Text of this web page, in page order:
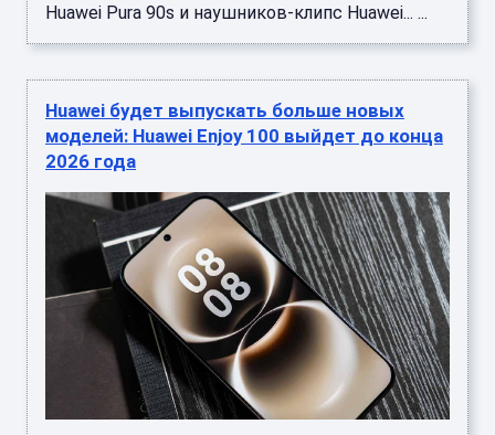
Huawei Pura 90s и наушников-клипс Huawei... ...
Huawei будет выпускать больше новых
моделей: Huawei Enjoy 100 выйдет до конца
2026 года